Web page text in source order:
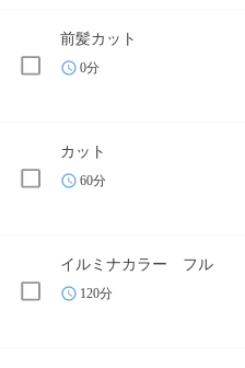
前髪カット
0分
カット
60分
イルミナカラー フル
120分